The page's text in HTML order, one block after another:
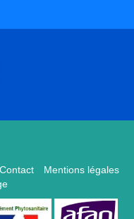
Contact
Mentions légales